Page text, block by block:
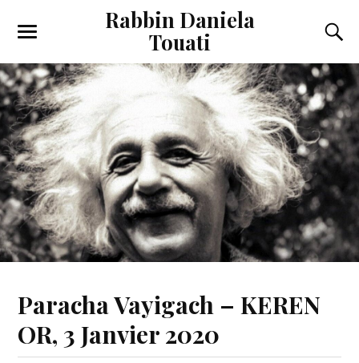
Rabbin Daniela
Touati
Toggle
mobile
menu field
Paracha Vayigach – KEREN
OR, 3 Janvier 2020